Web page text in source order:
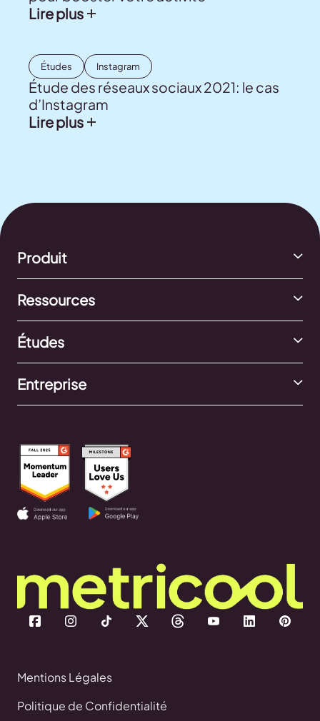
Lire plus
Études Instagram
Étude des réseaux sociaux 2021: le cas
d’Instagram
Lire plus
Produit
Ressources
Études
Entreprise
Mentions Légales
Politique de Confidentialité